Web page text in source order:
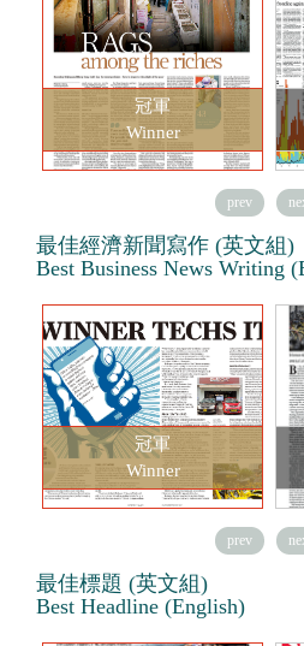
冠軍
Winner
prev
最佳經濟新聞寫作 (英文組)
Best Business News Writing
冠軍
Winner
prev
最佳標題 (英文組)
Best Headline (English)